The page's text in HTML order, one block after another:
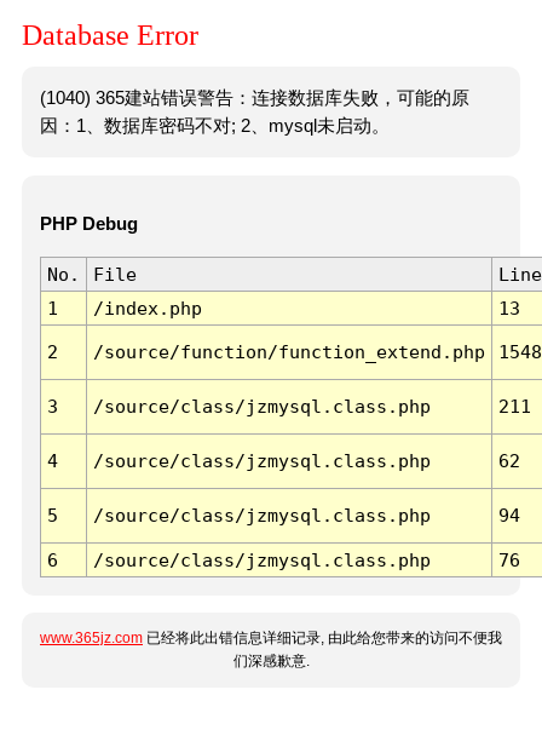
Database Error
(1040) 365建站错误警告：连接数据库失败，可能的原
因：1、数据库密码不对; 2、mysql未启动。
PHP Debug
No. File
Line
1
/index.php 13
2 /source/function/function_extend.php 1548
3 /source/class/jzmysql.class.php 211
4 /source/class/jzmysql.class.php 62
5 /source/class/jzmysql.class.php 94
6 /source/class/jzmysql.class.php 76
www.365jz.com 已经将此出错信息详细记录, 由此给您带来的访问不便我
们深感歉意.